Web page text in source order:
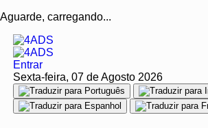
Aguarde, carregando...
Entrar
Sexta-feira, 07 de Agosto 2026